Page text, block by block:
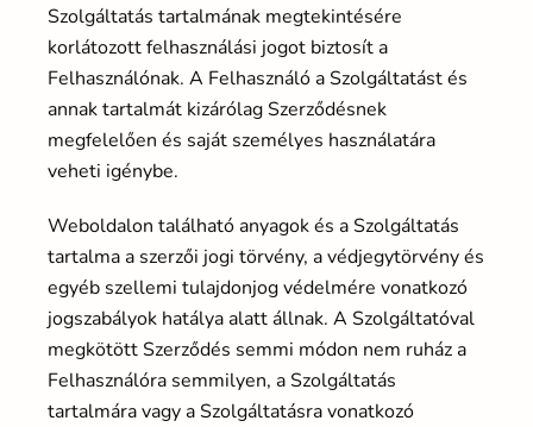
Szolgáltatás tartalmának megtekintésére
korlátozott felhasználási jogot biztosít a
Felhasználónak. A Felhasználó a Szolgáltatást és
annak tartalmát kizárólag Szerződésnek
megfelelően és saját személyes használatára
veheti igénybe.
Weboldalon található anyagok és a Szolgáltatás
tartalma a szerzői jogi törvény, a védjegytörvény és
egyéb szellemi tulajdonjog védelmére vonatkozó
jogszabályok hatálya alatt állnak. A Szolgáltatóval
megkötött Szerződés semmi módon nem ruház a
Felhasználóra semmilyen, a Szolgáltatás
tartalmára vagy a Szolgáltatásra vonatkozó